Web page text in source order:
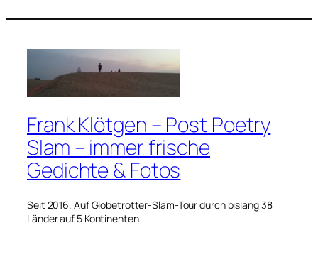
Frank Klötgen – Post Poetry
Slam – immer frische
Gedichte & Fotos
Seit 2016. Auf Globetrotter-Slam-Tour durch bislang 38
Länder auf 5 Kontinenten